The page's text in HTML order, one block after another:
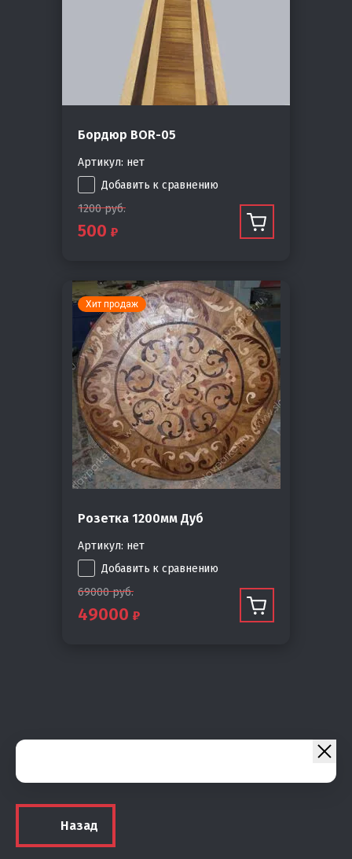
Бордюр BOR-05
Артикул: нет
Добавить к сравнению
1200руб.
500
Хит продаж
Розетка 1200мм Дуб
Артикул: нет
Добавить к сравнению
69000руб.
49000
Назад